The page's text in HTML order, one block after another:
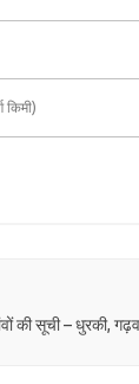
किमी)
की सूची – धुरकी,